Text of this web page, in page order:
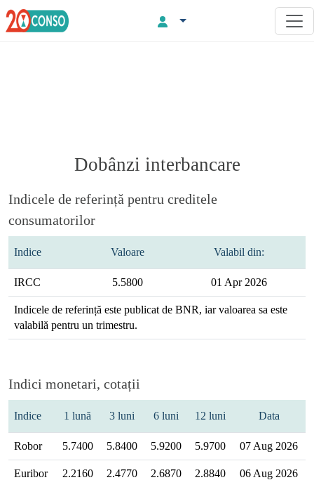
Dobânzi interbancare
Indicele de referință pentru creditele
consumatorilor
Indice Valoare Valabil din:
IRCC 5.5800 01 Apr 2026
Indicele de referință este publicat de BNR, iar valoarea sa este
valabilă pentru un trimestru.
Indici monetari, cotații
Indice 1 lună 3 luni 6 luni 12 luni Data
Robor 5.7400 5.8400 5.9200 5.9700 07 Aug 2026
Euribor 2.2160 2.4770 2.6870 2.8840 06 Aug 2026